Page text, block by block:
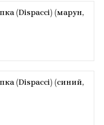
(Dispacci) (марун,
(Dispacci) (синий,